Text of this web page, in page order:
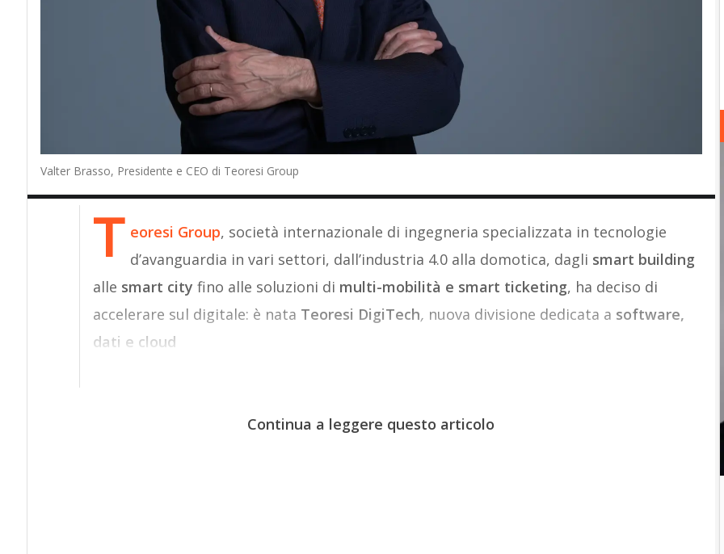
Valter Brasso, Presidente e CEO di Teoresi Group
T eoresi Group, società internazionale di ingegneria specializzata in tecnologie
d’avanguardia in vari settori, dall’industria 4.0 alla domotica, dagli smart building
alle smart city fino alle soluzioni di multi-mobilità e smart ticketing, ha deciso di
accelerare sul digitale: è nata Teoresi DigiTech, nuova divisione dedicata a software,
dati e cloud
Continua a leggere questo articolo